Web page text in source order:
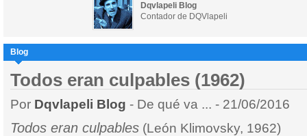
Dqvlapeli Blog
Contador de DQVlapeli
Blog
Todos eran culpables (1962)
Por Dqvlapeli Blog - De qué va ... - 21/06/2016
Todos eran culpables (León Klimovsky, 1962)